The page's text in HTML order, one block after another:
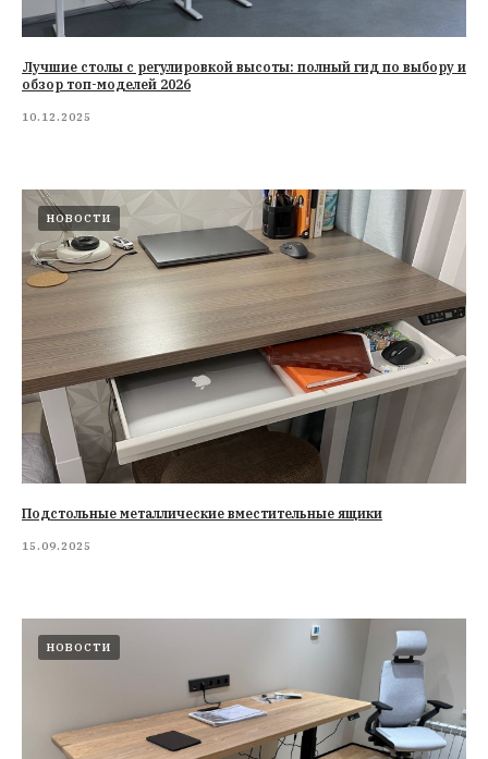
Лучшие столы с регулировкой высоты: полный гид по выбору и
обзор топ-моделей 2026
10.12.2025
НОВОСТИ
Подстольные металлические вместительные ящики
15.09.2025
НОВОСТИ